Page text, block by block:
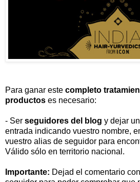
Para ganar este completo
productos es necesario:
- Ser seguidores del blog y dejar
entrada indicando vuestro nombre,
vuestro alias de seguidor para
Válido sólo en territorio nacional.
Importante: Dejad el comentario